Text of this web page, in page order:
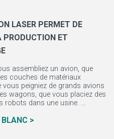
LASER PERMET DE
PRODUCTION ET
assembliez un avion, que
couches de matériaux
peigniez de grands avions
wagons, que vous placiez des
robots dans une usine. ...
BLANC >